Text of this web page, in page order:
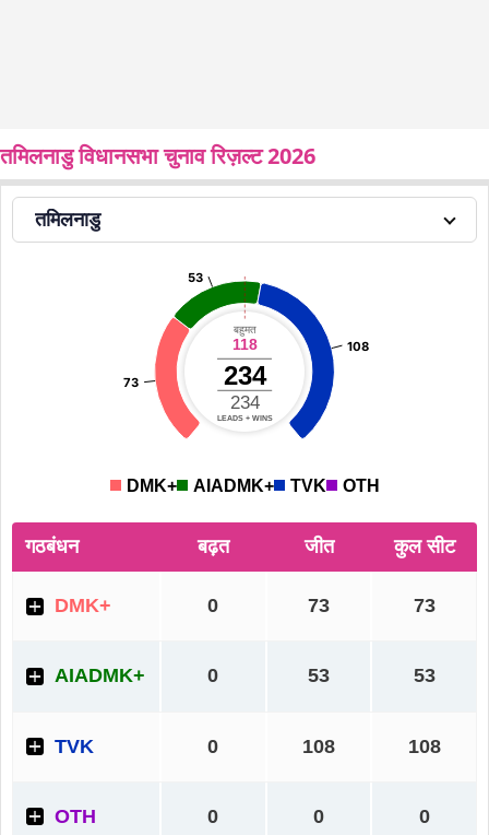
तमिलनाडु विधानसभा चुनाव रिज़ल्ट 2026